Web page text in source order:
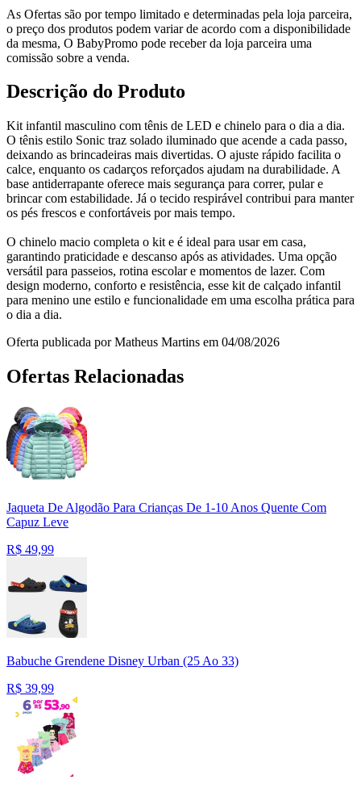
As Ofertas são por tempo limitado e determinadas pela loja parceira,
o preço dos produtos podem variar de acordo com a disponibilidade
da mesma, O BabyPromo pode receber da loja parceira uma
comissão sobre a venda.
Descrição do Produto
Kit infantil masculino com tênis de LED e chinelo para o dia a dia.
O tênis estilo Sonic traz solado iluminado que acende a cada passo,
deixando as brincadeiras mais divertidas. O ajuste rápido facilita o
calce, enquanto os cadarços reforçados ajudam na durabilidade. A
base antiderrapante oferece mais segurança para correr, pular e
brincar com estabilidade. Já o tecido respirável contribui para manter
os pés frescos e confortáveis por mais tempo.
O chinelo macio completa o kit e é ideal para usar em casa,
garantindo praticidade e descanso após as atividades. Uma opção
versátil para passeios, rotina escolar e momentos de lazer. Com
design moderno, conforto e resistência, esse kit de calçado infantil
para menino une estilo e funcionalidade em uma escolha prática para
o dia a dia.
Oferta publicada por Matheus Martins em 04/08/2026
Ofertas Relacionadas
Jaqueta De Algodão Para Crianças De 1-10 Anos Quente Com
Capuz Leve
R$ 49,99
Babuche Grendene Disney Urban (25 Ao 33)
R$ 39,99